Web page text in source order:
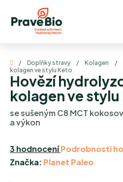
obsah
Domů
/ Doplňky stravy / Kolagen /
kolagen ve stylu Keto
Hovězí
kolagen ve stylu
se sušeným C8 MCT
a výkon
Průměrné
hodnocení
3 hodnoceníPodrobnosti
Značka: Planet Paleo